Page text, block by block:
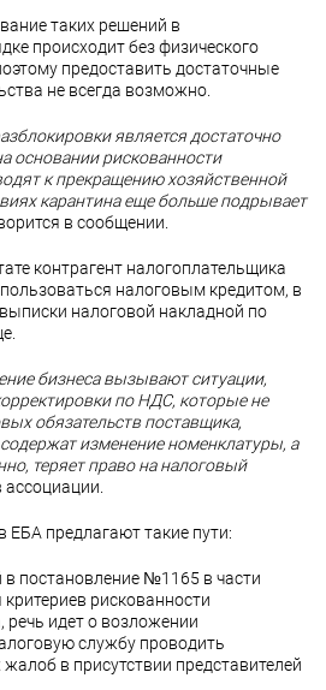
таких решений в
происходит без физического
предоставить достаточные
не всегда возможно.
является достаточно
основании рискованности
к прекращению хозяйственной
карантина еще больше подрывает
в сообщении.
контрагент налогоплательщика
налоговым кредитом, в
налоговой накладной по
бизнеса вызывают ситуации,
по НДС, которые не
обязательств поставщика,
изменение номенклатуры, а
теряет право на налоговый
предлагают такие пути:
в постановление №1165 в части
рискованности
речь идет о возложении
службу проводить
в присутствии представителей